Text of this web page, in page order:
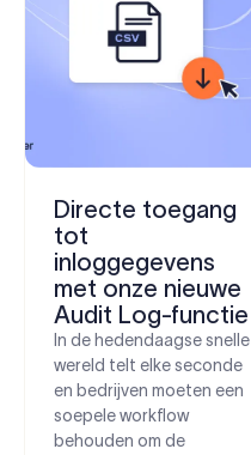
Directe toegang
tot
inloggegevens
met onze nieuwe
Audit Log-functie
In de hedendaagse snelle
wereld telt elke seconde
en bedrijven moeten een
soepele workflow
behouden om de